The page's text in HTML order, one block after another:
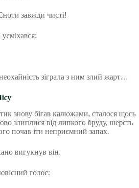
завжди чисті!
зіграла з ним злий жарт…
знову бігав калюжами, сталося щось
злиплися від липкого бруду, шерсть
почав іти неприємний запах.
вигукнув він.
голос: